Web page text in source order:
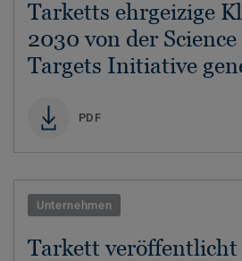
Tarketts ehrgeizige
2030 von der Science
Targets Initiative
PDF
Unternehmen
Tarkett veröffentlicht